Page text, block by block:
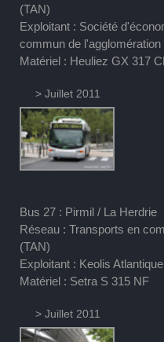
(TAN)
Exploitant : Société
commun de
Matériel : Heuliez GX 317
> Juillet 2011
Bus 27 : Pirmil / La Herdrie
Réseau : Transports en
(TAN)
Exploitant : Keolis Atlantique
Matériel : Setra S 315 NF
> Juillet 2011